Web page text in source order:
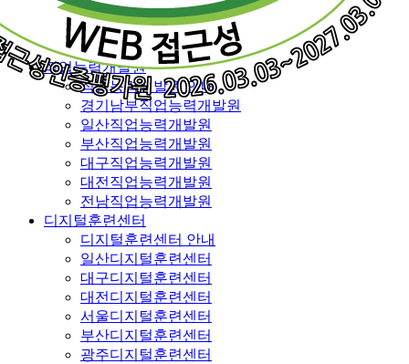
재직근로자 능력향상훈련
특별과정
전국 훈련기관 지도
직업능력개발원
직업능력개발원 안내
경기남부직업능력개발원
일산직업능력개발원
부산직업능력개발원
대구직업능력개발원
대전직업능력개발원
전남직업능력개발원
디지털훈련센터
디지털훈련센터 안내
일산디지털훈련센터
대구디지털훈련센터
대전디지털훈련센터
서울디지털훈련센터
부산디지털훈련센터
광주디지털훈련센터